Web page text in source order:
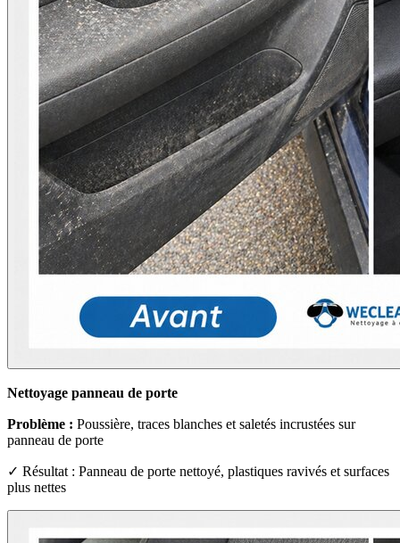
Nettoyage panneau de porte
Problème : Poussière, traces blanches et saletés incrustées sur
panneau de porte
✓ Résultat : Panneau de porte nettoyé, plastiques ravivés et surfaces
plus nettes